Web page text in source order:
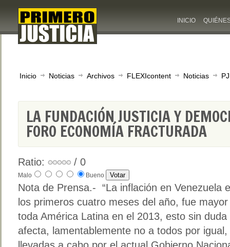
INICIO
Inicio Noticias Archivos FLEXIcontent Noticias
LA FUNDACIÓN JUSTICIA Y
FORO ECONOMÍA FRACTURADA
Ratio: / 0
Malo Bueno
Nota de Prensa.- “La inflación en Venezuela
los primeros cuatro meses del año, fue
toda América Latina en el 2013, esto sin
afecta, lamentablemente no a todos por